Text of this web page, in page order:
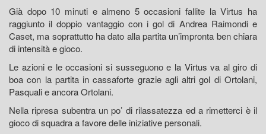
Già dopo 10 minuti e almeno 5 occasioni fallite la Virtus ha
raggiunto il doppio vantaggio con i gol di Andrea Raimondi e
Caset, ma soprattutto ha dato alla partita un’impronta ben chiara
di intensità e gioco.
Le azioni e le occasioni si susseguono e la Virtus va al giro di
boa con la partita in cassaforte grazie agli altri gol di Ortolani,
Pasquali e ancora Ortolani.
Nella ripresa subentra un po’ di rilassatezza ed a rimetterci è il
gioco di squadra a favore delle iniziative personali.